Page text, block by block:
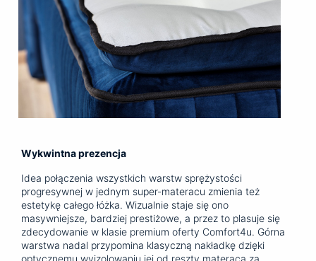
Wykwintna prezencja
Idea połączenia wszystkich warstw sprężystości
progresywnej w jednym super-materacu zmienia też
estetykę całego łóżka. Wizualnie staje się ono
masywniejsze, bardziej prestiżowe, a przez to plasuje się
zdecydowanie w klasie premium oferty Comfort4u. Górna
warstwa nadal przypomina klasyczną nakładkę dzięki
optycznemu wyizolowaniu jej od reszty materaca za